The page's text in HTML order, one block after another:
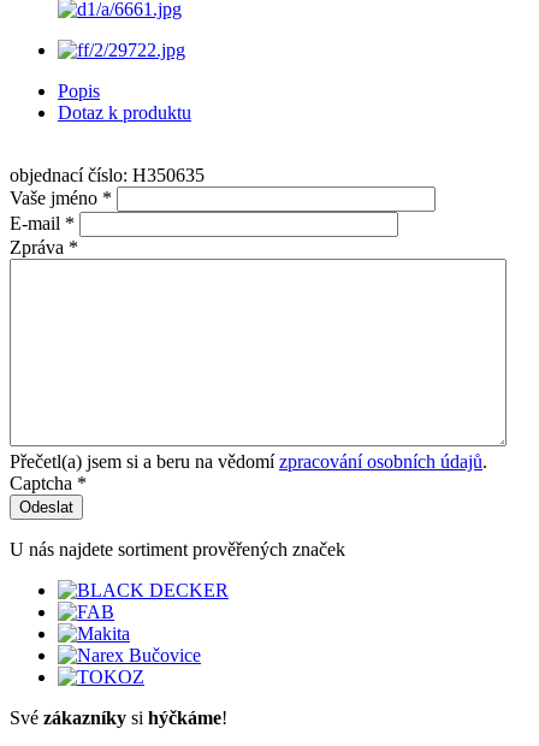
Popis
Dotaz k produktu
objednací číslo: H350635
Vaše jméno *
E-mail *
Zpráva *
Přečetl(a) jsem si a beru na vědomízpracování osobních údajů.
Captcha *
Odeslat
U nás najdete sortiment prověřených značek
Své zákazníky si hýčkáme!